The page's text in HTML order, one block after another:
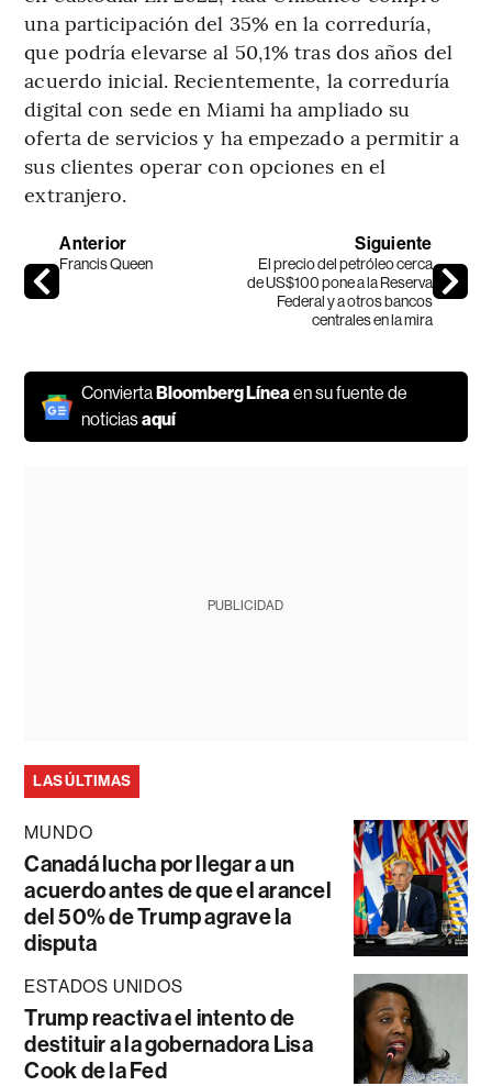
una participación del 35% en la correduría,
que podría elevarse al 50,1% tras dos años del
acuerdo inicial. Recientemente, la correduría
digital con sede en Miami ha ampliado su
oferta de servicios y ha empezado a permitir a
sus clientes operar con opciones en el
extranjero.
Anterior
Francis Queen
Siguiente
El precio del petróleo cerca
de US$100 pone a la Reserva
Federal y a otros bancos
centrales en la mira
ConviertaBloomberg Líneaen su fuente de
noticiasaquí
PUBLICIDAD
LAS ÚLTIMAS
MUNDO
Canadá lucha por llegar a un
acuerdo antes de que el arancel
del 50% de Trump agrave la
disputa
ESTADOS UNIDOS
Trump reactiva el intento de
destituir a la gobernadora Lisa
Cook de la Fed